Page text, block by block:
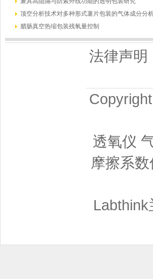
顶空分析技术对多种形式薯片包装的气体成分分
腊肠真空热缩包装残氧量控制
法律声明
透氧仪
摩擦系数
Labthink